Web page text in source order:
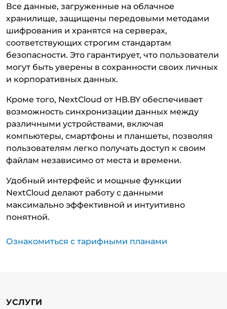
Все данные, загруженные на облачное
хранилище, защищены передовыми методами
шифрования и хранятся на серверах,
соответствующих строгим стандартам
безопасности. Это гарантирует, что пользователи
могут быть уверены в сохранности своих личных
и корпоративных данных.
Кроме того, NextCloud от HB.BY обеспечивает
возможность синхронизации данных между
различными устройствами, включая
компьютеры, смартфоны и планшеты, позволяя
пользователям легко получать доступ к своим
файлам независимо от места и времени.
Удобный интерфейс и мощные функции
NextCloud делают работу с данными
максимально эффективной и интуитивно
понятной.
Ознакомиться с тарифными планами
УСЛУГИ